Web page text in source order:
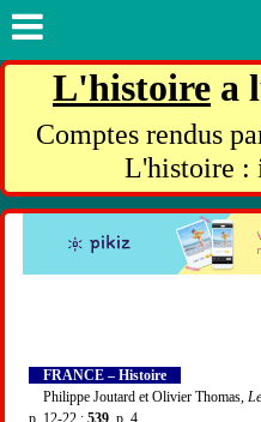
L'histoire a
Comptes rendus
L'histoire :
FRANCE – Histoire
Philippe Joutard et Olivier Thomas,
p. 12-22 ; 539 , p. 4